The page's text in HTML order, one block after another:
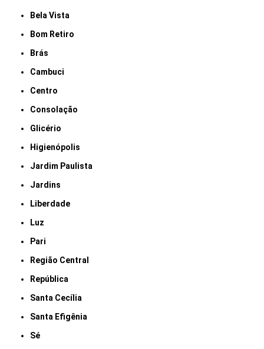
Bela Vista
Bom Retiro
Brás
Cambuci
Centro
Consolação
Glicério
Higienópolis
Jardim Paulista
Jardins
Liberdade
Luz
Pari
Região Central
República
Santa Cecília
Santa Efigênia
Sé